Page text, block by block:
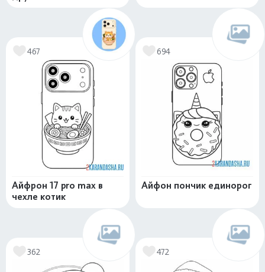
467
Айфрон 17 pro max в
чехле котик
694
Айфон пончик единорог
362 472